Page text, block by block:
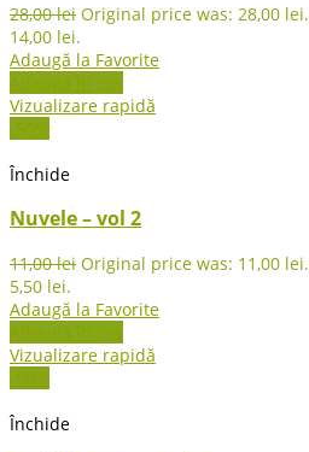
28,00lei Original price was: 28,00 lei.
14,00 lei.
Adaugă la Favorite
Adaugă în coș
Vizualizare rapidă
-50%
Închide
Nuvele – vol 2
11,00lei Original price was: 11,00 lei.
5,50 lei.
Adaugă la Favorite
Adaugă în coș
Vizualizare rapidă
-50%
Închide